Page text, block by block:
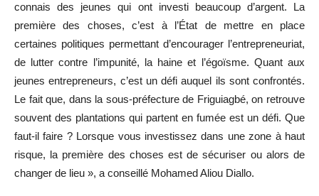
connais des jeunes qui ont investi beaucoup d’argent. La
première des choses, c’est à l’État de mettre en place
certaines politiques permettant d’encourager l’entrepreneuriat,
de lutter contre l’impunité, la haine et l’égoïsme. Quant aux
jeunes entrepreneurs, c’est un défi auquel ils sont confrontés.
Le fait que, dans la sous-préfecture de Friguiagbé, on retrouve
souvent des plantations qui partent en fumée est un défi. Que
faut-il faire ? Lorsque vous investissez dans une zone à haut
risque, la première des choses est de sécuriser ou alors de
changer de lieu », a conseillé Mohamed Aliou Diallo.